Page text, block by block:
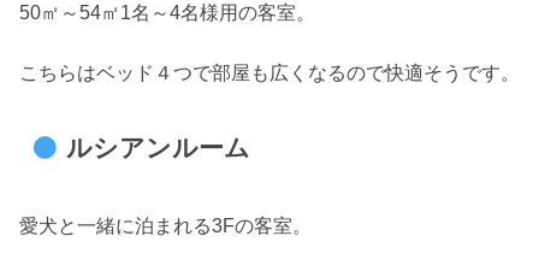
50㎡～54㎡1名～4名様用の客室。
こちらはベッド４つで部屋も広くなるので快適そうです。
ルシアンルーム
愛犬と一緒に泊まれる3Fの客室。